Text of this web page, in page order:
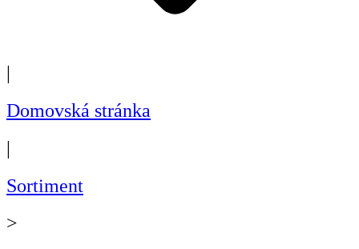
|
Domovská stránka
|
Sortiment
>